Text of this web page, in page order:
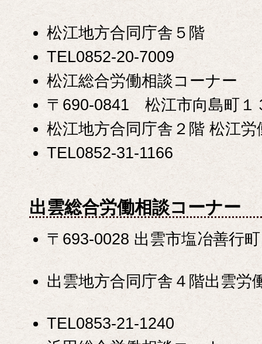
松江地方合同庁舎５階
TEL0852-20-7009
松江総合労働相談コーナー
〒690-0841 松江市向島町１
松江地方合同庁舎２階 松江
TEL0852-31-1166
出雲総合労働相談コーナー
〒693-0028 出雲市塩冶善行
出雲地方合同庁舎４階出雲労
TEL0853-21-1240